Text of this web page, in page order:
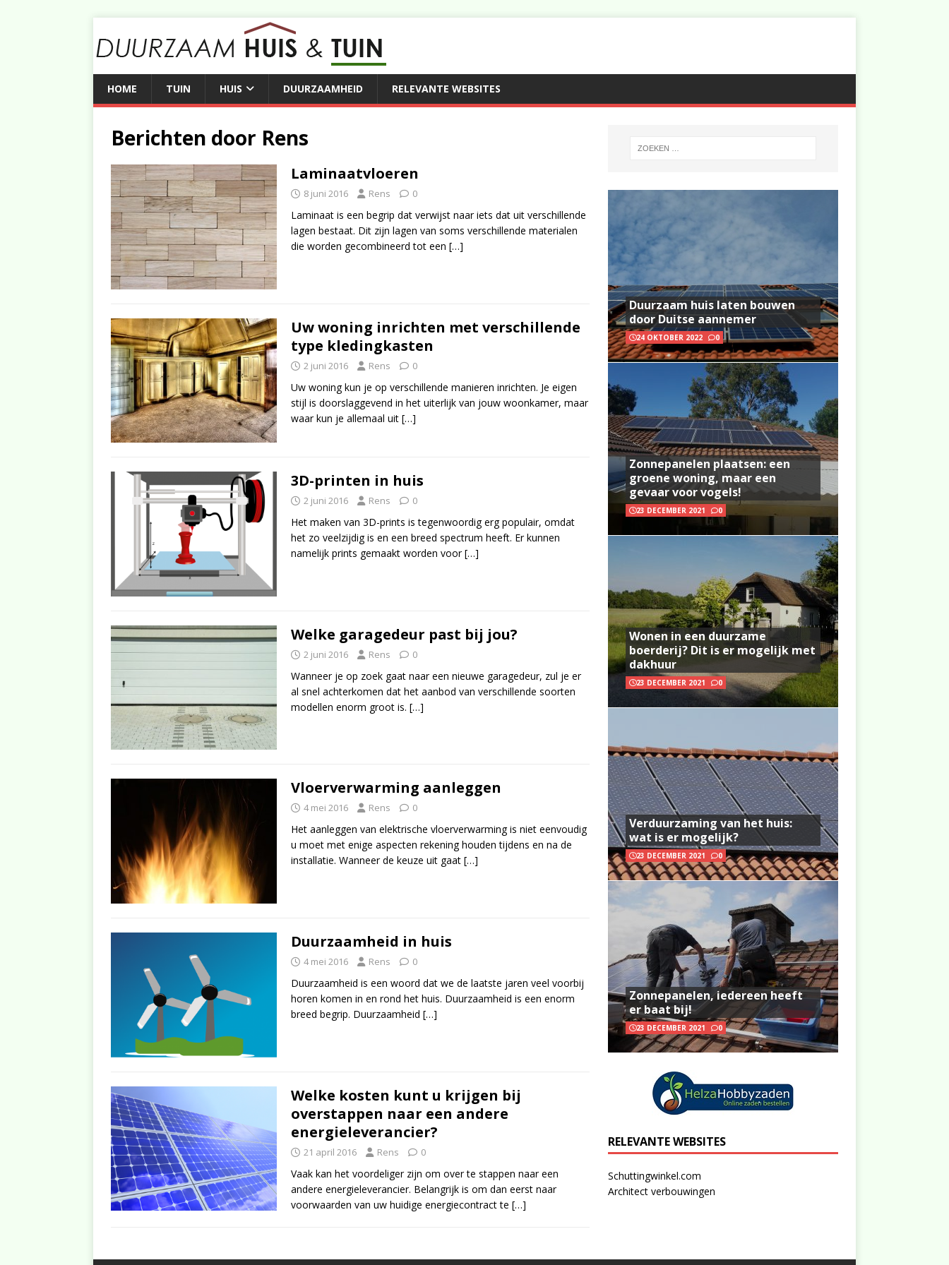
HOME TUIN HUIS DUURZAAMHEID RELEVANTE WEBSITES
Berichten door Rens
Laminaatvloeren
8 juni 2016 Rens 0
Laminaat is een begrip dat verwijst naar iets dat uit verschillende
lagen bestaat. Dit zijn lagen van soms verschillende materialen
die worden gecombineerd tot een […]
Uw woning inrichten met verschillende
type kledingkasten
2 juni 2016 Rens 0
Uw woning kun je op verschillende manieren inrichten. Je eigen
stijl is doorslaggevend in het uiterlijk van jouw woonkamer, maar
waar kun je allemaal uit […]
3D-printen in huis
2 juni 2016 Rens 0
Het maken van 3D-prints is tegenwoordig erg populair, omdat
het zo veelzijdig is en een breed spectrum heeft. Er kunnen
namelijk prints gemaakt worden voor[…]
Welke garagedeur past bij jou?
2 juni 2016 Rens 0
Wanneer je op zoek gaat naar een nieuwe garagedeur, zul je er
al snel achterkomen dat het aanbod van verschillende soorten
modellen enorm groot is. […]
Vloerverwarming aanleggen
4 mei 2016 Rens 0
Het aanleggen van elektrische vloerverwarming is niet eenvoudig
u moet met enige aspecten rekening houden tijdens en na de
installatie. Wanneer de keuze uit gaat […]
Duurzaamheid in huis
4 mei 2016 Rens 0
Duurzaamheid is een woord dat we de laatste jaren veel voorbij
horen komen in en rond het huis. Duurzaamheid is een enorm
breed begrip. Duurzaamheid […]
Welke kosten kunt u krijgen bij
overstappen naar een andere
energieleverancier?
21 april 2016 Rens 0
Vaak kan het voordeliger zijn om over te stappen naar een
andere energieleverancier. Belangrijk is om dan eerst naar
voorwaarden van uw huidige energiecontract te […]
Duurzaam huis laten bouwen
door Duitse aannemer
24 OKTOBER 2022 0
Zonnepanelen plaatsen: een
groene woning, maar een
gevaar voor vogels!
23 DECEMBER 2021 0
Wonen in een duurzame
boerderij? Dit is er mogelijk met
dakhuur
23 DECEMBER 2021 0
Verduurzaming van het huis:
wat is er mogelijk?
23 DECEMBER 2021 0
Zonnepanelen, iedereen heeft
er baat bij!
23 DECEMBER 2021 0
RELEVANTE WEBSITES
Schuttingwinkel.com
Architect verbouwingen